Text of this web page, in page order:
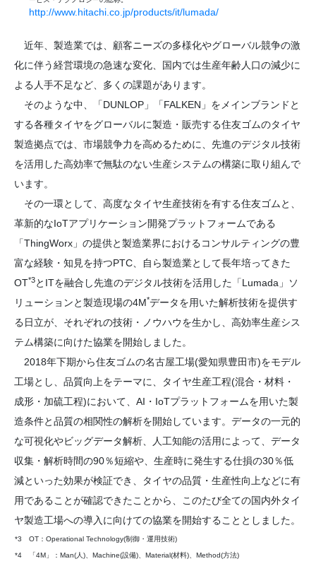
http://www.hitachi.co.jp/products/it/lumada/
近年、製造業では、顧客ニーズの多様化やグローバル競争の激
化に伴う経営環境の急速な変化、国内では生産年齢人口の減少に
よる人手不足など、多くの課題があります。
そのような中、「DUNLOP」「FALKEN」をメインブランドと
する各種タイヤをグローバルに製造・販売する住友ゴムのタイヤ
製造拠点では、市場競争力を高めるために、先進のデジタル技術
を活用した高効率で無駄のない生産システムの構築に取り組んで
います。
その一環として、高度なタイヤ生産技術を有する住友ゴムと、
革新的なIoTアプリケーション開発プラットフォームである
「ThingWorx」の提供と製造業界におけるコンサルティングの豊
富な経験・知見を持つPTC、自ら製造業として長年培ってきた
OT*3とITを融合し先進のデジタル技術を活用した「Lumada」ソ
リューションと製造現場の4M*データを用いた解析技術を提供す
る日立が、それぞれの技術・ノウハウを生かし、高効率生産シス
テム構築に向けた協業を開始しました。
2018年下期から住友ゴムの名古屋工場(愛知県豊田市)をモデル
工場とし、品質向上をテーマに、タイヤ生産工程(混合・材料・
成形・加硫工程)において、AI・IoTプラットフォームを用いた製
造条件と品質の相関性の解析を開始しています。データの一元的
な可視化やビッグデータ解析、人工知能の活用によって、データ
収集・解析時間の90％短縮や、生産時に発生する仕損の30％低
減といった効果が検証でき、タイヤの品質・生産性向上などに有
用であることが確認できたことから、このたび全ての国内外タイ
ヤ製造工場への導入に向けての協業を開始することとしました。
*3 OT：Operational Technology(制御・運用技術)
*4 「4M」：Man(人)、Machine(設備)、Material(材料)、Method(方法)